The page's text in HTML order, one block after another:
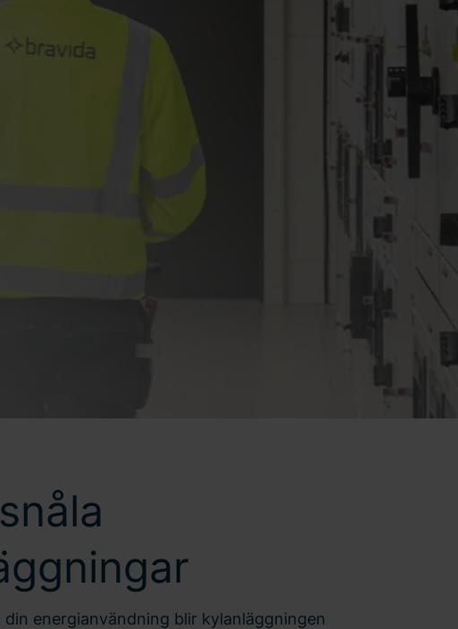
din energianvändning blir kylanläggningen